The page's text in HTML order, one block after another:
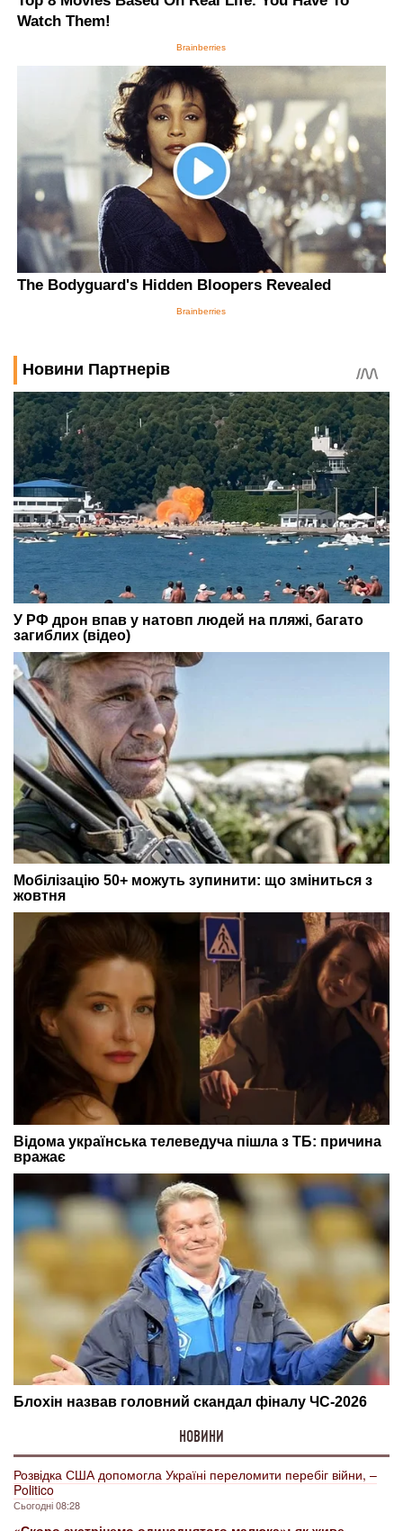
НОВИНИ
Розвідка США допомогла Україні переломити перебіг війни, –
Politico
Сьогодні 08:28